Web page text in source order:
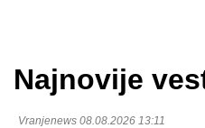
Najnovije
Vranjenews 08.08.2026 13:11